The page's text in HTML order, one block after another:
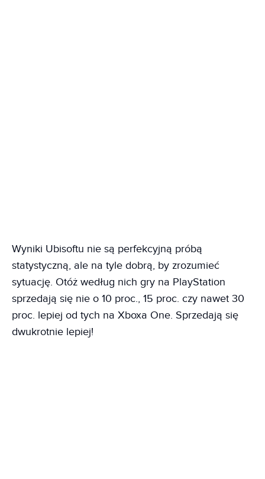
Wyniki Ubisoftu nie są perfekcyjną próbą
statystyczną, ale na tyle dobrą, by zrozumieć
sytuację. Otóż według nich gry na PlayStation
sprzedają się nie o 10 proc., 15 proc. czy nawet 30
proc. lepiej od tych na Xboxa One. Sprzedają się
dwukrotnie lepiej!